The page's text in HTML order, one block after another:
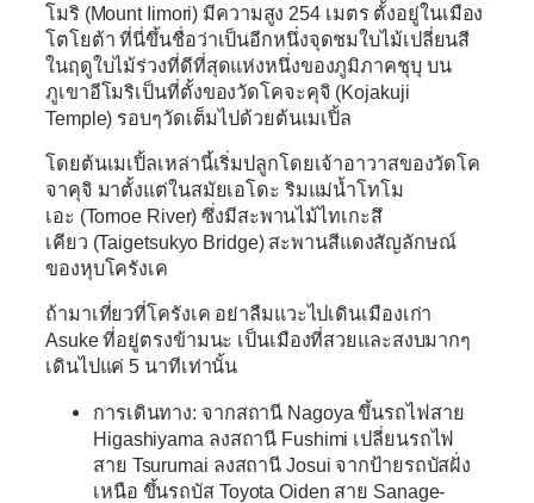
โมริ (Mount Iimori) มีความสูง 254 เมตร ตั้งอยู่ในเมือง
โตโยต้า ที่นี่ขึ้นชื่อว่าเป็นอีกหนึ่งจุดชมใบไม้เปลี่ยนสี
ในฤดูใบไม้ร่วงที่ดีที่สุดแห่งหนึ่งของภูมิภาคชุบุ บน
ภูเขาอีโมริเป็นที่ตั้งของวัดโคจะคุจิ (Kojakuji
Temple) รอบๆวัดเต็มไปด้วยต้นเมเปิ้ล
โดยต้นเมเปิ้ลเหล่านี้เริ่มปลูกโดยเจ้าอาวาสของวัดโค
จาคุจิ มาตั้งแต่ในสมัยเอโดะ ริมแม่น้ำโทโม
เอะ (Tomoe River) ซึ่งมีสะพานไม้ไทเกะสึ
เคียว (Taigetsukyo Bridge) สะพานสีแดงสัญลักษณ์
ของหุบโครังเค
ถ้ามาเที่ยวที่โครังเค อย่าลืมแวะไปเดินเมืองเก่า
Asuke ที่อยู่ตรงข้ามนะ เป็นเมืองที่สวยและสงบมากๆ
เดินไปแค่ 5 นาทีเท่านั้น
การเดินทาง: จากสถานี Nagoya ขึ้นรถไฟสาย
Higashiyama ลงสถานี Fushimi เปลี่ยนรถไฟ
สาย Tsurumai ลงสถานี Josui จากป้ายรถบัสฝั่ง
เหนือ ขึ้นรถบัส Toyota Oiden สาย Sanage-